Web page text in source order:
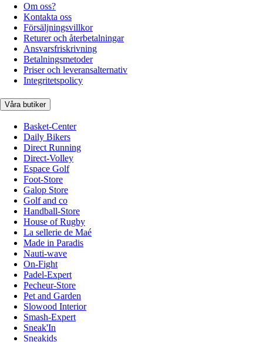
Om oss?
Kontakta oss
Försäljningsvillkor
Returer och återbetalningar
Ansvarsfriskrivning
Betalningsmetoder
Priser och leveransalternativ
Integritetspolicy
Våra butiker
Basket-Center
Daily Bikers
Direct Running
Direct-Volley
Espace Golf
Foot-Store
Galop Store
Golf and co
Handball-Store
House of Rugby
La sellerie de Maé
Made in Paradis
Nauti-wave
On-Fight
Padel-Expert
Pecheur-Store
Pet and Garden
Slowood Interior
Smash-Expert
Sneak'In
Sneakids